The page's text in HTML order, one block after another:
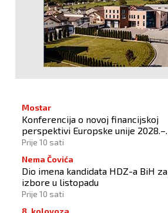
Mostar
Konferencija o novoj financijskoj
perspektivi Europske unije 2028.–
2034.
Prije 10 sati
Nema Čovića
Dio imena kandidata HDZ-a BiH za
izbore u listopadu
Prije 10 sati